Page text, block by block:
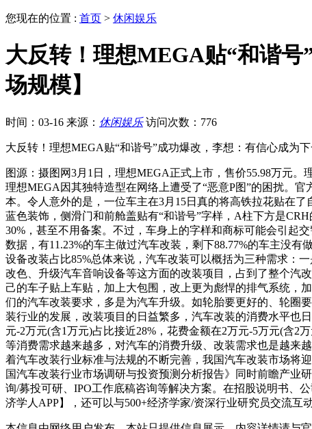
您现在的位置 : 首页 > 休闲娱乐
大反转！理想MEGA贴“和谐
场规模】
时间：03-16 来源： 休闲娱乐 访问次数：776
大反转！理想MEGA贴“和谐号”成功爆改，李想：有信心成为
图源：摄图网3月1日，理想MEGA正式上市，售价55.98万元
理想MEGA因其独特造型在网络上遭受了“恶意P图”的困扰。
本。令人意外的是，一位车主在3月15日真的将高铁拉花贴在
蓝色装饰，侧滑门和前舱盖贴有“和谐号”字样，A柱下方是
30%，甚至不用备案。不过，车身上的字样和商标可能会引起
数据，有11.23%的车主做过汽车改装，剩下88.77%的车主没
设备改装占比85%总体来说，汽车改装可以概括为三种需求：
改色、升级汽车音响设备等这方面的改装项目，占到了整个汽
己的车子贴上车贴，加上大包围，改上更为彪悍的排气系统，
们的汽车改装要求，多是为汽车升级。如轮胎要更好的、轮圈
装行业的发展，改装项目的日益繁多，汽车改装的消费水平也
元-2万元(含1万元)占比接近28%，花费金额在2万元-5万元(含
等消费需求越来越多，对汽车的消费升级、改装需求也是越来
着汽车改装行业标准与法规的不断完善，我国汽车改装市场将
国汽车改装行业市场调研与投资预测分析报告》同时前瞻产业
询/募投可研、IPO工作底稿咨询等解决方案。在招股说明书、
济学人APP】，还可以与500+经济学家/资深行业研究员交流互